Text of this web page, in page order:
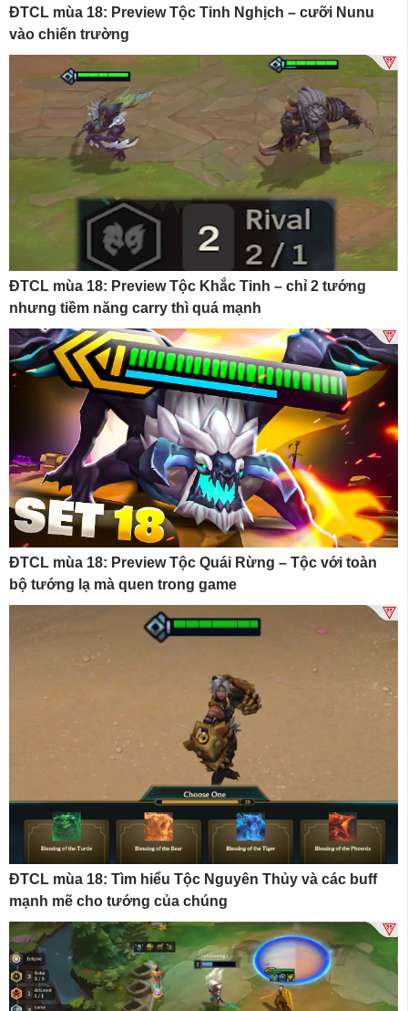
ĐTCL mùa 18: Preview Tộc Tinh Nghịch – cưỡi Nunu
vào chiến trường
ĐTCL mùa 18: Preview Tộc Khắc Tinh – chỉ 2 tướng
nhưng tiềm năng carry thì quá mạnh
ĐTCL mùa 18: Preview Tộc Quái Rừng – Tộc với toàn
bộ tướng lạ mà quen trong game
ĐTCL mùa 18: Tìm hiểu Tộc Nguyên Thủy và các buff
mạnh mẽ cho tướng của chúng